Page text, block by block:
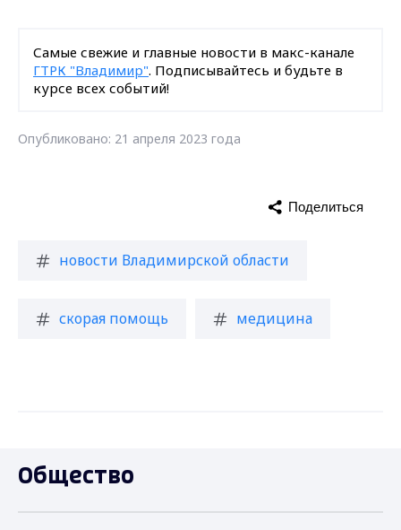
Самые свежие и главные новости в макс-канале
ГТРК "Владимир". Подписывайтесь и будьте в
курсе всех событий!
Опубликовано: 21 апреля 2023 года
новости Владимирской области
скорая помощь медицина
Поделиться
Общество